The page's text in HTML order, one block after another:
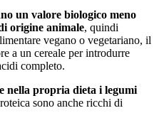
un valore biologico meno
origine animale, quindi
vegano o vegetariano, il
a un cereale per introdurre
completo.
nella propria dieta i legumi
sono anche ricchi di